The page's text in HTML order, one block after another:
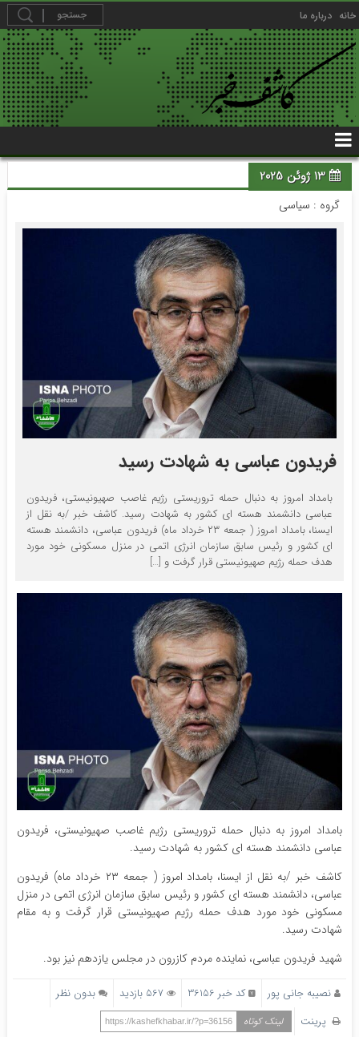
خانه درباره ما
13 ژوئن 2025
گروه : سیاسی
فریدون عباسی به شهادت رسید
بامداد امروز به دنبال حمله تروریستی رژیم غاصب صهیونیستی، فریدون
عباسی دانشمند هسته ای کشور به شهادت رسید. کاشف خبر /به نقل از
ایسنا، بامداد امروز ( جمعه ۲۳ خرداد ماه) فریدون عباسی، دانشمند هسته
ای کشور و رئیس سابق سازمان انرژی اتمی در منزل مسکونی خود مورد
هدف حمله رژیم صهیونیستی قرار گرفت و […]
بامداد امروز به دنبال حمله تروریستی رژیم غاصب صهیونیستی، فریدون
عباسی دانشمند هسته ای کشور به شهادت رسید.
کاشف خبر /به نقل از ایسنا، بامداد امروز ( جمعه ۲۳ خرداد ماه) فریدون
عباسی، دانشمند هسته ای کشور و رئیس سابق سازمان انرژی اتمی در منزل
مسکونی خود مورد هدف حمله رژیم صهیونیستی قرار گرفت و به مقام
شهادت رسید.
شهید فریدون عباسی، نماینده مردم کازرون در مجلس یازدهم نیز بود.
نصیبه جانی پور کد خبر 36156 567 بازدید
بدون نظر
پرینت
لینک کوتاه https://kashefkhabar.ir/?p=36156